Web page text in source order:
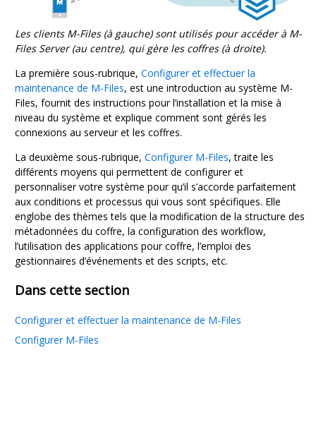
Les clients M-Files(à gauche) sont utilisés pour accéder à M-
Files Server(au centre), qui gère les coffres (à droite).
La première sous-rubrique, Configurer et effectuer la
maintenance de M-Files, est une introduction au système M-
Files, fournit des instructions pour l’installation et la mise à
niveau du système et explique comment sont gérés les
connexions au serveur et les coffres.
La deuxième sous-rubrique, Configurer M-Files, traite les
différents moyens qui permettent de configurer et
personnaliser votre système pour qu’il s’accorde parfaitement
aux conditions et processus qui vous sont spécifiques. Elle
englobe des thèmes tels que la modification de la structure des
métadonnées du coffre, la configuration des workflow,
l’utilisation des applications pour coffre, l’emploi des
gestionnaires d’événements et des scripts, etc.
Dans cette section
Configurer et effectuer la maintenance de M-Files
Configurer M-Files